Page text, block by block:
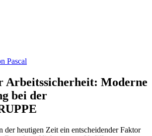
Pascal
Arbeitssicherheit: Moderne
bei der
der heutigen Zeit ein entscheidender Faktor